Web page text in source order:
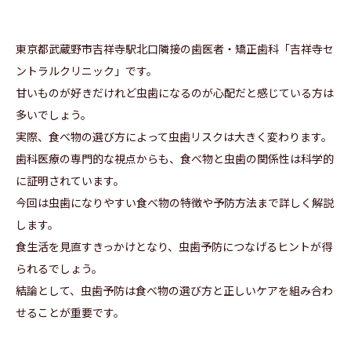
東京都武蔵野市吉祥寺駅北口隣接の歯医者・矯正歯科「吉祥寺セ
ントラルクリニック」です。
甘いものが好きだけれど虫歯になるのが心配だと感じている方は
多いでしょう。
実際、食べ物の選び方によって虫歯リスクは大きく変わります。
歯科医療の専門的な視点からも、食べ物と虫歯の関係性は科学的
に証明されています。
今回は虫歯になりやすい食べ物の特徴や予防方法まで詳しく解説
します。
食生活を見直すきっかけとなり、虫歯予防につなげるヒントが得
られるでしょう。
結論として、虫歯予防は食べ物の選び方と正しいケアを組み合わ
せることが重要です。